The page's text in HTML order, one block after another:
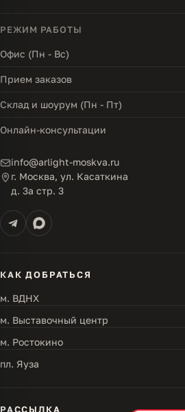
РЕЖИМ РАБОТЫ
Офис (Пн - Вс)
Прием заказов
Склад и шоурум (Пн - Пт)
Онлайн-консультации
info@arlight-moskva.ru
г. Москва, ул. Касаткина
д. 3а стр. 3
КАК ДОБРАТЬСЯ
м. ВДНХ
м. Выставочный центр
м. Ростокино
пл. Яуза
РАССЫЛКА